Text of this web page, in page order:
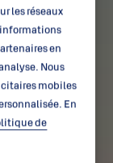
les réseaux
informations
en
Nous
mobiles
En
de